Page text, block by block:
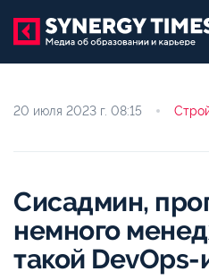
20 июля 2023 г. 08:15
Сисадмин,
немного
такой